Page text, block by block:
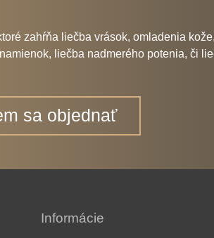
zahŕňa liečba vrások, omladenia
liečba nadmerého potenia, či
sa objednať
Informácie